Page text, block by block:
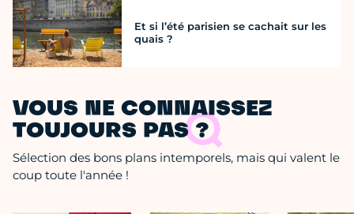
Et si l’été parisien se cachait sur les
quais ?
VOUS NE CONNAISSEZ
TOUJOURS PAS ?
Sélection des bons plans intemporels, mais qui valent le
coup toute l'année !